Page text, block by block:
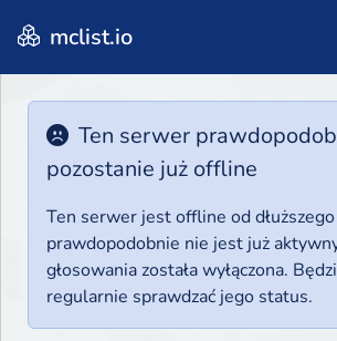
mclist.io
Ten serwer
pozostanie już offline
Ten serwer jest offline od dłuższego
prawdopodobnie nie jest już
głosowania została wyłączona.
regularnie sprawdzać jego status.